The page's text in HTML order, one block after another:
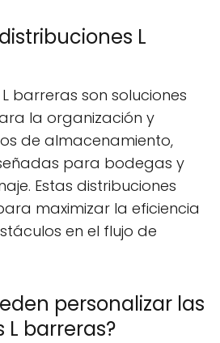
L
barreras son soluciones
la organización y
de almacenamiento,
para bodegas y
Estas distribuciones
maximizar la eficiencia
en el flujo de
personalizar las
barreras?